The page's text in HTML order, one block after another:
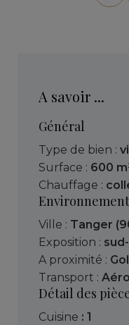
A savoir ...
Général
Type de bien :
Surface : 600
Chauffage :
Environnement
Ville : Tanger
Exposition :
A proximité :
Transport :
Détail des
cuisine : 1